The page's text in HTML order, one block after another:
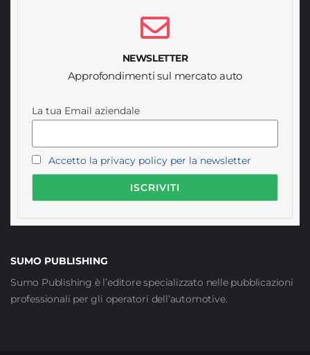
NEWSLETTER
Approfondimenti sul mercato auto
La tua Email aziendale
Accetto la privacy policy per la newsletter
SUMO PUBLISHING
Sumo Publishing è l’editore specializzato nelle pubblicazioni
professionali per gli operatori dell’automotive.